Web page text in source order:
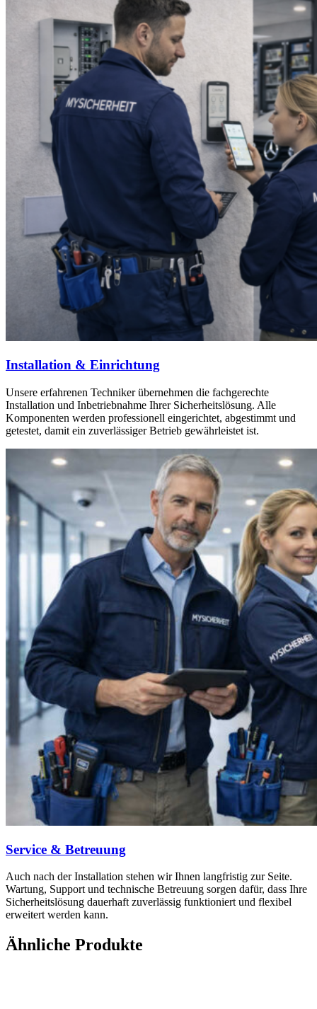
Installation & Einrichtung
Unsere erfahrenen Techniker übernehmen die fachgerechte
Installation und Inbetriebnahme Ihrer Sicherheitslösung. Alle
Komponenten werden professionell eingerichtet, abgestimmt und
getestet, damit ein zuverlässiger Betrieb gewährleistet ist.
Service & Betreuung
Auch nach der Installation stehen wir Ihnen langfristig zur Seite.
Wartung, Support und technische Betreuung sorgen dafür, dass Ihre
Sicherheitslösung dauerhaft zuverlässig funktioniert und flexibel
erweitert werden kann.
Ähnliche Produkte